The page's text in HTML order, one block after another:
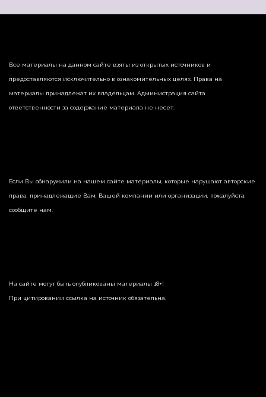
Все материалы на данном сайте взяты из открытых источников и
предоставляются исключительно в ознакомительных целях. Права на
материалы принадлежат их владельцам. Администрация сайта
ответственности за содержание материала не несет.
Если Вы обнаружили на нашем сайте материалы, которые нарушают авторские
права, принадлежащие Вам, Вашей компании или организации, пожалуйста,
сообщите нам.
На сайте могут быть опубликованы материалы 18+!
При цитировании ссылка на источник обязательна.